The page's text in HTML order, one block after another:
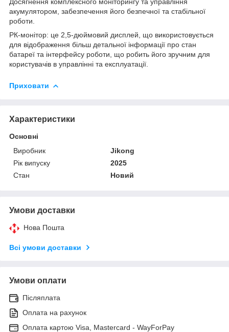
акумулятором, забезпечення його безпечної та стабільної
роботи.
РК-монітор: це 2,5-дюймовий дисплей, що використовується
для відображення більш детальної інформації про стан
батареї та інтерфейсу роботи, що робить його зручним для
користувачів в управлінні та експлуатації.
Приховати
Характеристики
Основні
Виробник
Jikong
Рік випуску
2025
Стан
Новий
Умови доставки
Нова Пошта
Всі умови доставки
Умови оплати
Післяплата
Оплата на рахунок
Оплата картою Visa, Mastercard - WayForPay